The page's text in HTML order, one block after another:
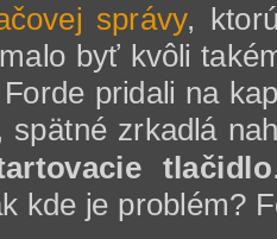
správy,
byť kvôli
pridali na
spätné zrkadlá
tlačidlo
kde je problém?